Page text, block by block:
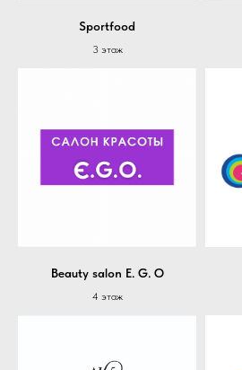
Sportfood
3 этаж
Beauty salon E. G. O
4 этаж